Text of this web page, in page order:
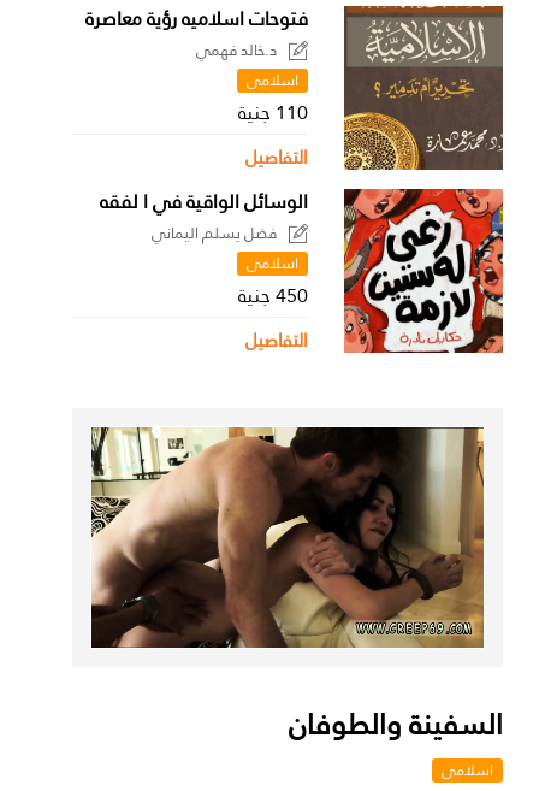
فتوحات اسلاميه رؤية معاصرة
د.خالد فهمي
اسلامى
110 جنية
التفاصيل
الوسائل الواقية في ا لفقه
فضل يسلم اليماني
اسلامى
450 جنية
التفاصيل
السفينة والطوفان
اسلامى